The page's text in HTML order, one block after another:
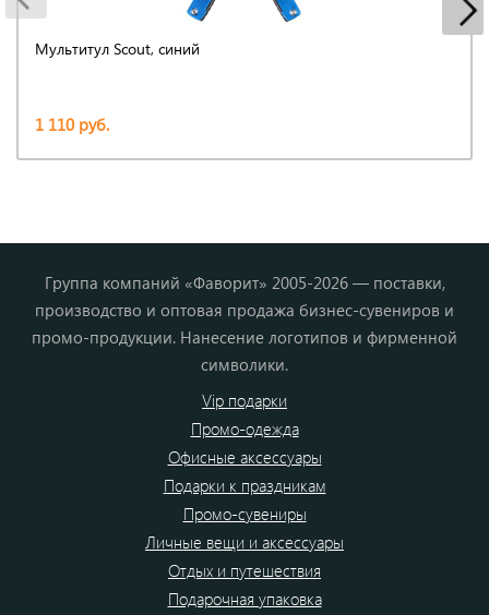
Мультитул Scout, синий
1 110 руб.
Группа компаний «Фаворит» 2005-2026 — поставки,
производство и оптовая продажа бизнес-сувениров и
промо-продукции. Нанесение логотипов и фирменной
символики.
Vip подарки
Промо-одежда
Офисные аксессуары
Подарки к праздникам
Промо-сувениры
Личные вещи и аксессуары
Отдых и путешествия
Подарочная упаковка